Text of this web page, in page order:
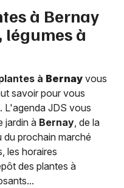
à Bernay
légumes à
à Bernay vous
savoir pour vous
L'agenda JDS vous
jardin à Bernay, de la
prochain marché
les horaires
des plantes à